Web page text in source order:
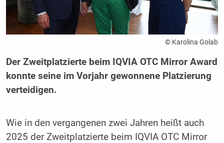
© Karolina Golab
Der Zweitplatzierte beim IQVIA OTC Mirror Award
konnte seine im Vorjahr gewonnene Platzierung
verteidigen.
Wie in den vergangenen zwei Jahren heißt auch
2025 der Zweitplatzierte beim IQVIA OTC Mirror